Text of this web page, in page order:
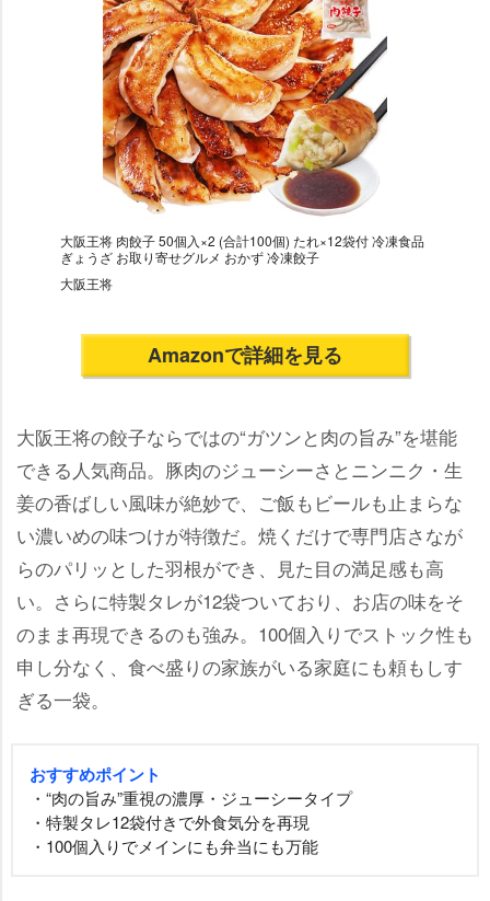
大阪王将 肉餃子 50個入×2 (合計100個) たれ×12袋付 冷凍食品
ぎょうざ お取り寄せグルメ おかず 冷凍餃子
大阪王将
Amazonで詳細を見る
大阪王将の餃子ならではの“ガツンと肉の旨み”を堪能
できる人気商品。豚肉のジューシーさとニンニク・生
姜の香ばしい風味が絶妙で、ご飯もビールも止まらな
い濃いめの味つけが特徴だ。焼くだけで専門店さなが
らのパリッとした羽根ができ、見た目の満足感も高
い。さらに特製タレが12袋ついており、お店の味をそ
のまま再現できるのも強み。100個入りでストック性も
申し分なく、食べ盛りの家族がいる家庭にも頼もしす
ぎる一袋。
おすすめポイント
・“肉の旨み”重視の濃厚・ジューシータイプ
・特製タレ12袋付きで外食気分を再現
・100個入りでメインにも弁当にも万能